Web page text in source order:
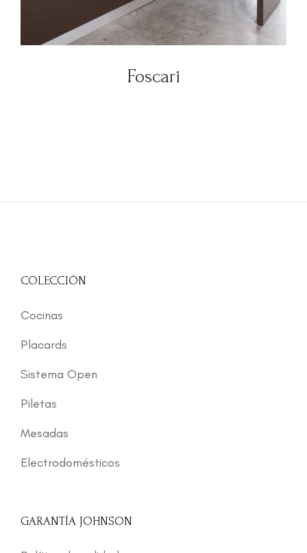
Foscari
COLECCIÓN
Cocinas
Placards
Sistema Open
Piletas
Mesadas
Electrodomésticos
GARANTÍA JOHNSON